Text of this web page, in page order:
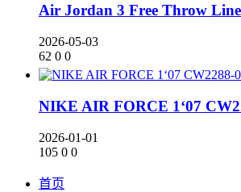
Air Jordan 3 Free Throw
2026-05-03
62 0 0
NIKE AIR FORCE 1‘07
2026-01-01
105 0 0
首页